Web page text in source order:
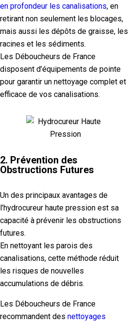
en profondeur les canalisations, en
retirant non seulement les blocages,
mais aussi les dépôts de graisse, les
racines et les sédiments.
Les Déboucheurs de France
disposent d’équipements de pointe
pour garantir un nettoyage complet et
efficace de vos canalisations.
2. Prévention des
Obstructions Futures
Un des principaux avantages de
l’hydrocureur haute pression est sa
capacité à prévenir les obstructions
futures.
En nettoyant les parois des
canalisations, cette méthode réduit
les risques de nouvelles
accumulations de débris.
Les Déboucheurs de France
recommandent des nettoyages